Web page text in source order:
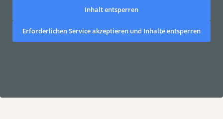
Inhalt entsperren
Erforderlichen Service akzeptieren und Inhalte entsperren